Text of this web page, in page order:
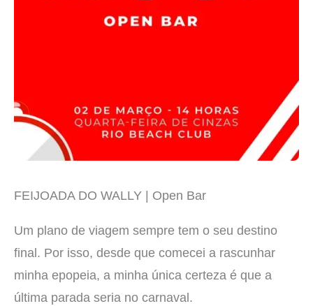
FEIJOADA DO WALLY | Open Bar
Um plano de viagem sempre tem o seu destino
final. Por isso, desde que comecei a rascunhar
minha epopeia, a minha única certeza é que a
última parada seria no carnaval.